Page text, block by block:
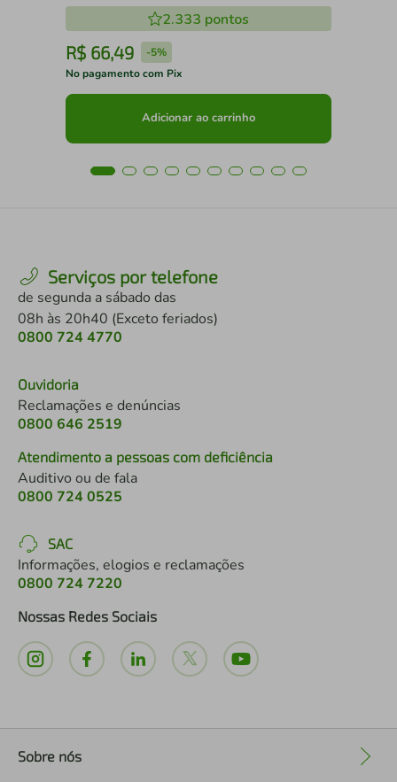
2.333 pontos
R$ 66,49 -5%
No pagamento com Pix
Adicionar ao carrinho
Serviços por telefone
de segunda a sábado das
08h às 20h40 (Exceto feriados)
0800 724 4770
Ouvidoria
Reclamações e denúncias
0800 646 2519
Atendimento a pessoas com deficiência
Auditivo ou de fala
0800 724 0525
SAC
Informações, elogios e reclamações
0800 724 7220
Nossas Redes Sociais
Sobre nós